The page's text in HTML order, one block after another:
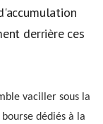
derrière ces
vaciller sous la
dédiés à la